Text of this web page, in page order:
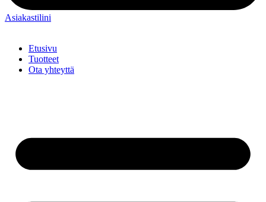
Asiakastilini
Etusivu
Tuotteet
Ota yhteyttä